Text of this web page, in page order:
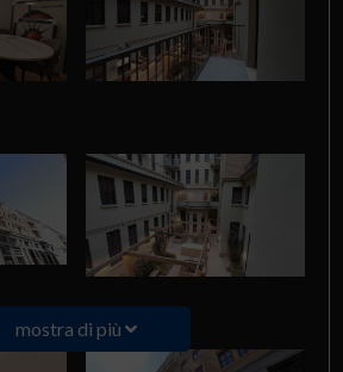
mostra di più